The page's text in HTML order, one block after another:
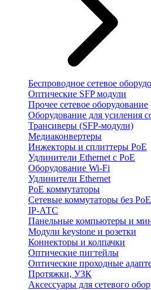
Беспроводное сетевое
Оптические SFP модули
Прочее сетевое оборудование
Оборудование для усиления
Трансиверы (SFP-модули)
Медиаконвертеры
Инжекторы и сплиттеры PoE
Удлинители Ethernet с PoE
Оборудование Wi-Fi
Удлинители Ethernet
PoE коммутаторы
Сетевые коммутаторы без PoE
IP-АТС
Панельные компьютеры и
Модули keystone и розетки
Коннекторы и колпачки
Оптические пигтейлы
Оптические проходные
Протяжки, УЗК
Аксессуары для сетевого